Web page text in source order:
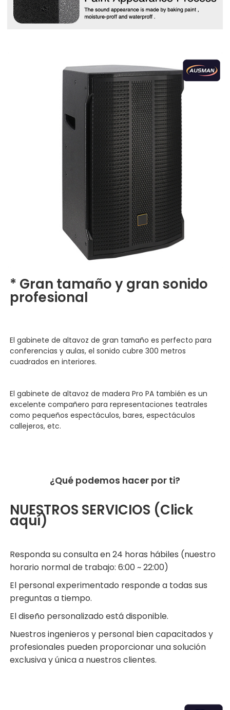
* Gran tamaño y gran sonido
profesional
El gabinete de altavoz de gran tamaño es perfecto para
conferencias y aulas, el sonido cubre 300 metros
cuadrados en interiores.
El gabinete de altavoz de madera Pro PA también es un
excelente compañero para representaciones teatrales
como pequeños espectáculos, bares, espectáculos
callejeros, etc.
¿Qué podemos hacer por ti?
NUESTROS SERVICIOS (Click
aquí)
Responda su consulta en 24 horas hábiles (nuestro
horario normal de trabajo: 6:00 ~ 22:00)
El personal experimentado responde a todas sus
preguntas a tiempo.
El diseño personalizado está disponible.
Nuestros ingenieros y personal bien capacitados y
profesionales pueden proporcionar una solución
exclusiva y única a nuestros clientes.